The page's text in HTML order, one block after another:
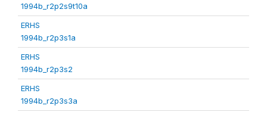
1994b_r2p2s9t10a
ERHS
1994b_r2p3s1a
ERHS
1994b_r2p3s2
ERHS
1994b_r2p3s3a